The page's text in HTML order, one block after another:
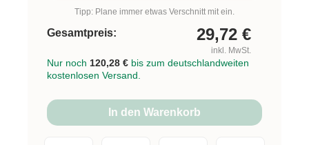
Tipp: Plane immer etwas Verschnitt mit ein.
Gesamtpreis: 29,72 €
inkl. MwSt.
Nur noch 120,28 € bis zum deutschlandweiten
kostenlosen Versand.
In den Warenkorb